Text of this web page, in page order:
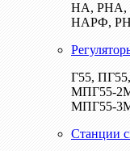
НА, РНА,
НАРФ,
Г55,
МПГ55-
МПГ55-
Станции